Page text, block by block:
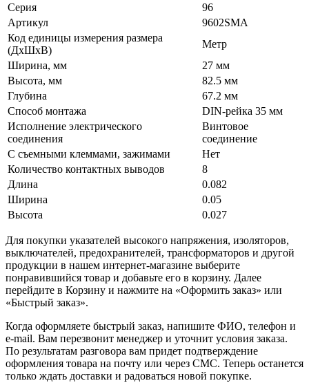
Серия
96
Артикул
9602SMA
Код единицы измерения размера
(ДхШхВ)
Метр
Ширина, мм
27 мм
Высота, мм
82.5 мм
Глубина
67.2 мм
Способ монтажа
DIN-рейка 35 мм
Исполнение электрического
соединения
Винтовое
соединение
С съемными клеммами, зажимами
Нет
Количество контактных выводов
8
Длина
0.082
Ширина
0.05
Высота
0.027
Для покупки указателей высокого напряжения, изоляторов,
выключателей, предохранителей, трансформаторов и другой
продукции в нашем интернет-магазине выберите
понравившийся товар и добавьте его в корзину. Далее
перейдите в Корзину и нажмите на «Оформить заказ» или
«Быстрый заказ».
Когда оформляете быстрый заказ, напишите ФИО, телефон и
e-mail. Вам перезвонит менеджер и уточнит условия заказа.
По результатам разговора вам придет подтверждение
оформления товара на почту или через СМС. Теперь останется
только ждать доставки и радоваться новой покупке.